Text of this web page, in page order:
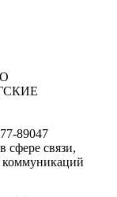
89047
сфере связи,